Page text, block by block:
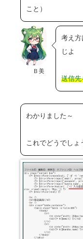
こと）
Ｂ美
考え方
じよ
送信先
わかりました～
これでどうでしょ